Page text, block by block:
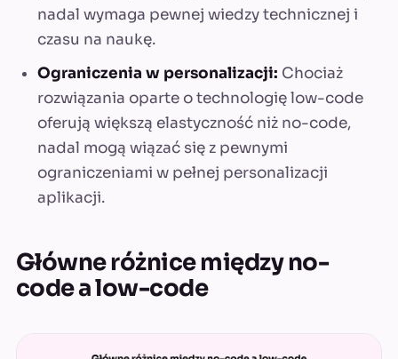
nadal wymaga pewnej wiedzy technicznej i
czasu na naukę.
Ograniczenia w personalizacji: Chociaż
rozwiązania oparte o technologię low-code
oferują większą elastyczność niż no-code,
nadal mogą wiązać się z pewnymi
ograniczeniami w pełnej personalizacji
aplikacji.
Główne różnice między no-
code a low-code